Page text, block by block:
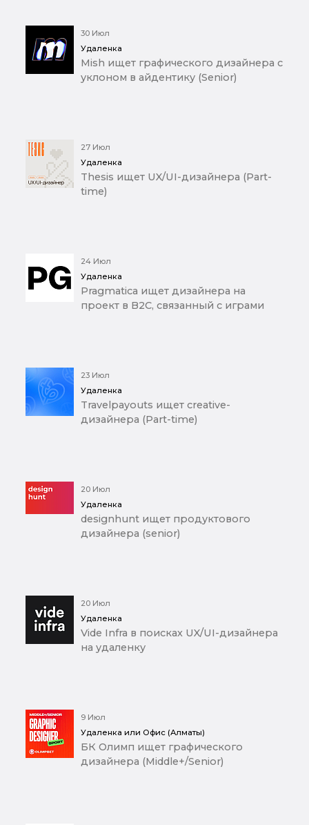
30 Июл
Удаленка
Mish ищет графического дизайнера с
уклоном в айдентику (Senior)
27 Июл
Удаленка
Thesis ищет UX/UI-дизайнера (Part-
time)
24 Июл
Удаленка
Pragmatica ищет дизайнера на
проект в B2C, связанный с играми
23 Июл
Удаленка
Travelpayouts ищет creative-
дизайнера (Part-time)
20 Июл
Удаленка
designhunt ищет продуктового
дизайнера (senior)
20 Июл
Удаленка
Vide Infra в поисках UX/UI-дизайнера
на удаленку
9 Июл
Удаленка или Офис (Алматы)
БК Олимп ищет графического
дизайнера (Middle+/Senior)